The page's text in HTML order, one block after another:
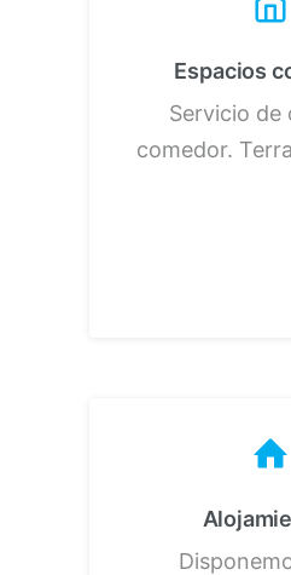
Espacios
Servicio de
comedor.